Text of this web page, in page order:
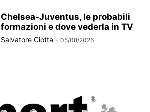
Chelsea-Juventus, le probabili
formazioni e dove vederla in TV
Salvatore Ciotta - 05/08/2026